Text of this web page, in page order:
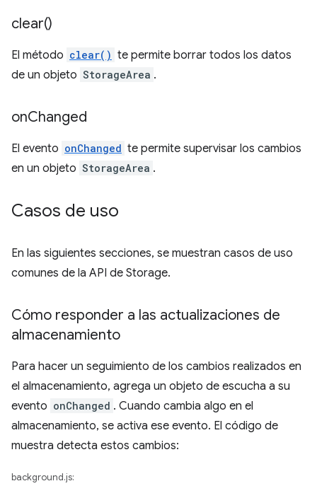
clear()
El método clear() te permite borrar todos los datos
de un objeto StorageArea .
onChanged
El evento onChanged te permite supervisar los cambios
en un objeto StorageArea .
Casos de uso
En las siguientes secciones, se muestran casos de uso
comunes de la API de Storage.
Cómo responder a las actualizaciones de
almacenamiento
Para hacer un seguimiento de los cambios realizados en
el almacenamiento, agrega un objeto de escucha a su
evento onChanged . Cuando cambia algo en el
almacenamiento, se activa ese evento. El código de
muestra detecta estos cambios:
background.js: